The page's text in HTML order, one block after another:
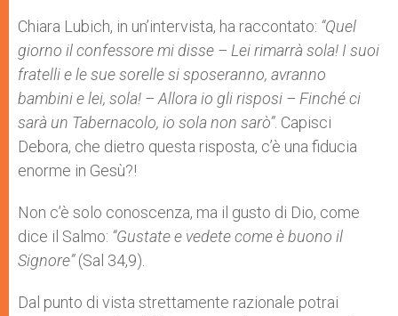
Chiara Lubich, in un’intervista, ha raccontato: “Quel
giorno il confessore mi disse – Lei rimarrà sola! I suoi
fratelli e le sue sorelle si sposeranno, avranno
bambini e lei, sola! – Allora io gli risposi – Finché ci
sarà un Tabernacolo, io sola non sarò”. Capisci
Debora, che dietro questa risposta, c’è una fiducia
enorme in Gesù?!
Non c’è solo conoscenza, ma il gusto di Dio, come
dice il Salmo: “Gustate e vedete come è buono il
Signore”(Sal 34,9).
Dal punto di vista strettamente razionale potrai